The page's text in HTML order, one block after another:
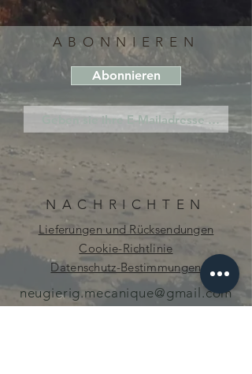
ABONNIEREN
Abonnieren
NACHRICHTEN
Lieferungen und Rücksendungen
Cookie-Richtlinie
Datenschutz-Bestimmungen
neugierig.mecanique@gmail.com